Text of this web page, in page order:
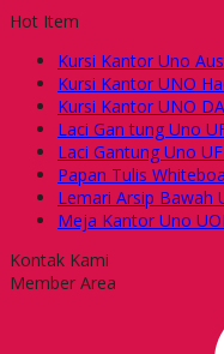
Hot Item
Kursi Kantor Uno
Kursi Kantor UNO
Kursi Kantor UNO
Laci Gan tung Uno
Laci Gantung Uno
Papan Tulis
Lemari Arsip Bawah
Meja Kantor Uno
Kontak Kami
Member Area